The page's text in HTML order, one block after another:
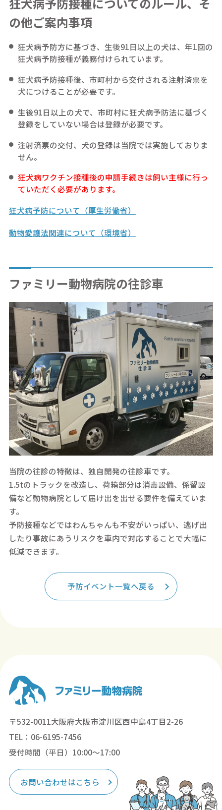
の他ご案内事項
狂犬病予防方に基づき、生後91日以上の犬は、年1回の
狂犬病予防接種が義務付けられています。
狂犬病予防接種後、市町村から交付される注射済票を
犬につけることが必要です。
生後91日以上の犬で、市町村に狂犬病予防法に基づく
登録をしていない場合は登録が必要です。
注射済票の交付、犬の登録は当院では実施しておりま
せん。
狂犬病ワクチン接種後の申請手続きは飼い主様に行っ
ていただく必要があります。
狂犬病予防について（厚生労働省）
動物愛護法関連について（環境省）
ファミリー動物病院の往診車
当院の往診の特徴は、独自開発の往診車です。
1.5tのトラックを改造し、荷箱部分は消毒設備、係留設
備など動物病院として届け出を出せる要件を備えていま
す。
予防接種などではわんちゃんも不安がいっぱい、逃げ出
したり事故にあうリスクを車内で対応することで大幅に
低減できます。
予防イベント一覧へ戻る
〒532-0011大阪府大阪市淀川区西中島4丁目2-26
TEL：06-6195-7456
受付時間（平日）10:00～17:00
お問い合わせはこちら